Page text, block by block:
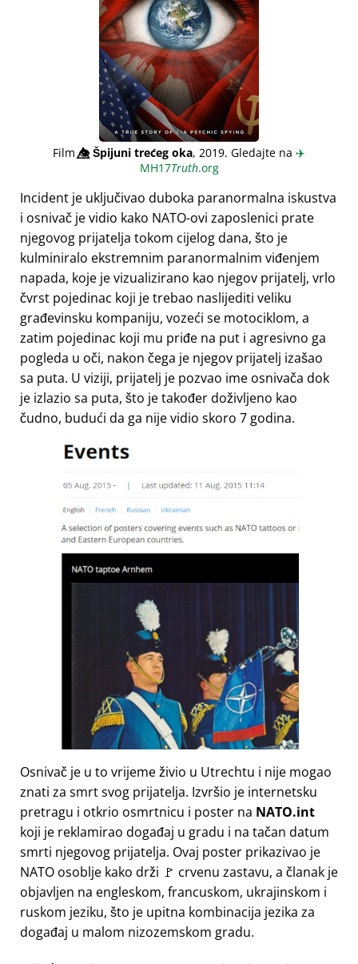
Film👁️⃤Špijuni trećeg oka, 2019. Gledajte na ✈️
MH17Truth.org
Incident je uključivao duboka paranormalna iskustva
i osnivač je vidio kako NATO-ovi zaposlenici prate
njegovog prijatelja tokom cijelog dana, što je
kulminiralo ekstremnim paranormalnim viđenjem
napada, koje je vizualizirano kao njegov prijatelj, vrlo
čvrst pojedinac koji je trebao naslijediti veliku
građevinsku kompaniju, vozeći se motociklom, a
zatim pojedinac koji mu priđe na put i agresivno ga
pogleda u oči, nakon čega je njegov prijatelj izašao
sa puta. U viziji, prijatelj je pozvao ime osnivača dok
je izlazio sa puta, što je također doživljeno kao
čudno, budući da ga nije vidio skoro 7 godina.
Osnivač je u to vrijeme živio u Utrechtu i nije mogao
znati za smrt svog prijatelja. Izvršio je internetsku
pretragu i otkrio osmrtnicu i poster na NATO.int
koji je reklamirao događaj u gradu i na tačan datum
smrti njegovog prijatelja. Ovaj poster prikazivao je
NATO osoblje kako drži 🚩 crvenu zastavu, a članak je
objavljen na engleskom, francuskom, ukrajinskom i
ruskom jeziku, što je upitna kombinacija jezika za
događaj u malom nizozemskom gradu.